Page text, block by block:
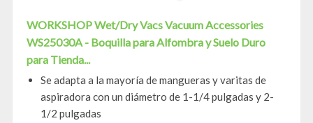
WORKSHOP Wet/Dry Vacs Vacuum Accessories
WS25030A - Boquilla para Alfombra y Suelo Duro
para Tienda...
Se adapta a la mayoría de mangueras y varitas de
aspiradora con un diámetro de 1-1/4 pulgadas y 2-
1/2 pulgadas